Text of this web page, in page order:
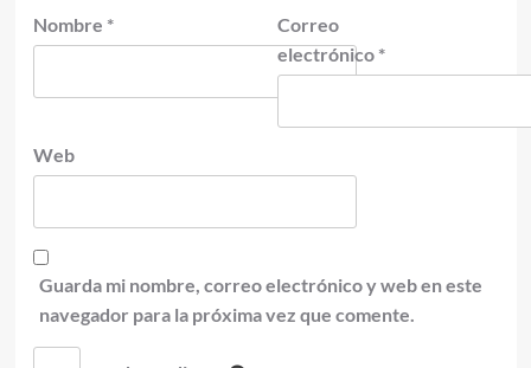
Nombre *
Correo
electrónico *
Web
Guarda mi nombre, correo electrónico y web en este
navegador para la próxima vez que comente.